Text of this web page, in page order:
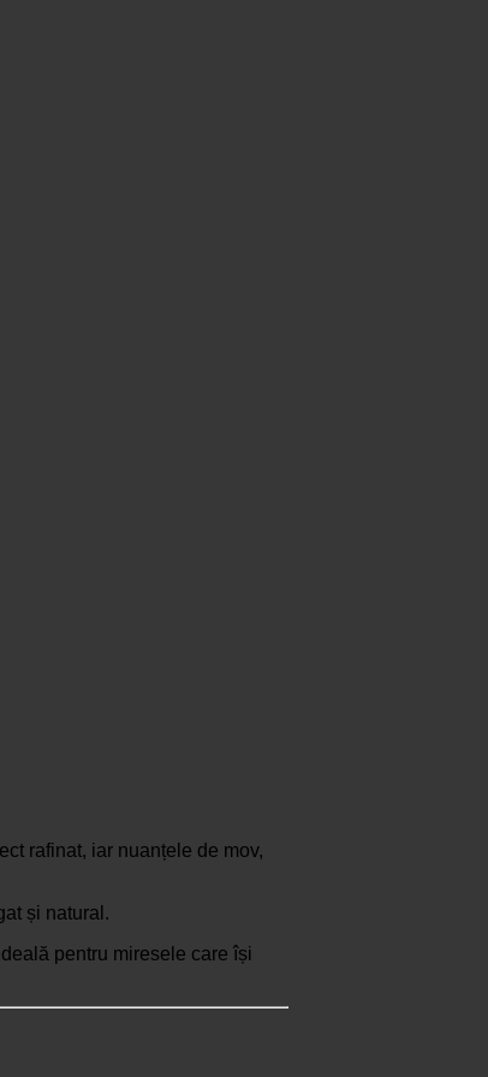
rafinat, iar nuanțele de mov,
și natural.
pentru miresele care își